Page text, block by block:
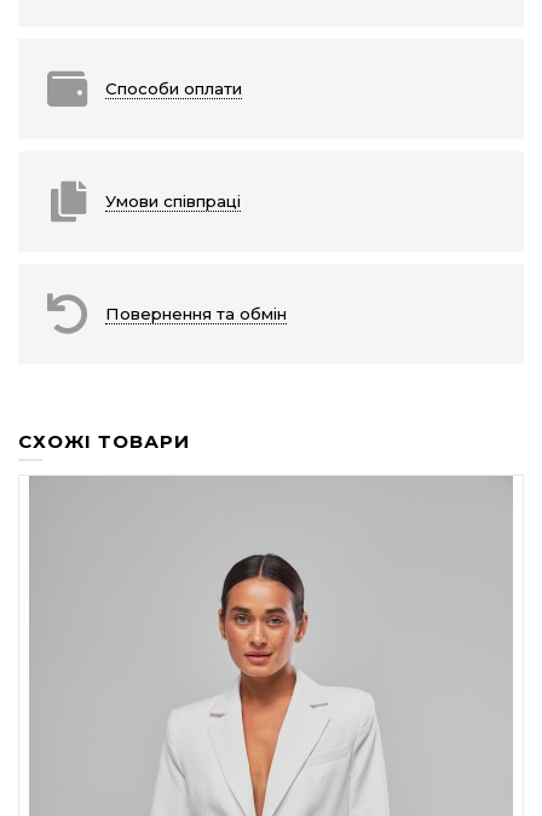
Способи оплати
Умови співпраці
Повернення та обмін
СХОЖІ ТОВАРИ